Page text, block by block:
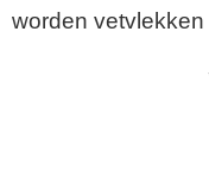
worden